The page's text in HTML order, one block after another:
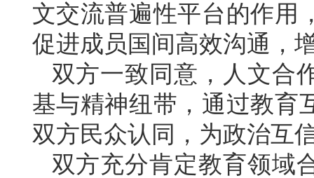
文交流普遍性平台的作用
促进成员国间高效沟通，
双方一致同意，人文合
基与精神纽带，通过教育
双方民众认同，为政治互
双方充分肯定教育领域